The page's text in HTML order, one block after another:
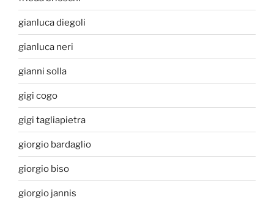
gianluca diegoli
gianluca neri
gianni solla
gigi cogo
gigi tagliapietra
giorgio bardaglio
giorgio biso
giorgio jannis